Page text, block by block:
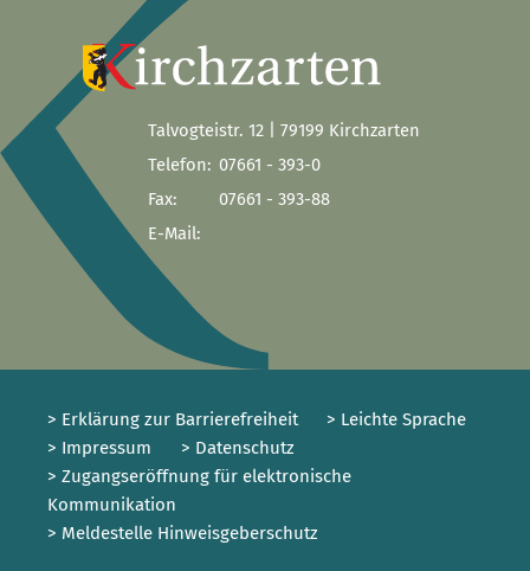
Talvogteistr. 12 | 79199 Kirchzarten
Telefon: 07661 - 393-0
Fax:
07661 - 393-88
E-Mail:
> Erklärung zur Barrierefreiheit
> Leichte Sprache
> Impressum
> Datenschutz
> Zugangseröffnung für elektronische
Kommunikation
> Meldestelle Hinweisgeberschutz